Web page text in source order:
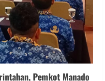
Pemkot Manado